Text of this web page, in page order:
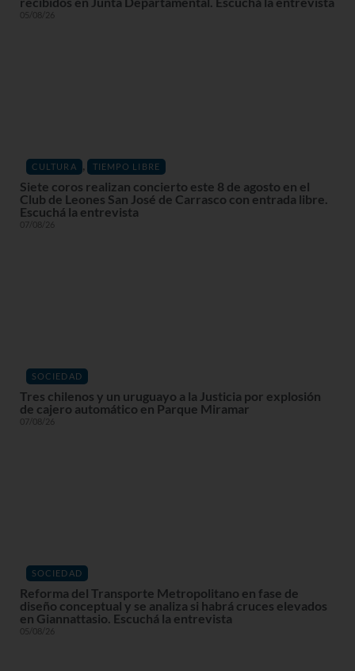
05/08/26
CULTURA , TIEMPO LIBRE
Siete coros realizan concierto este 8 de agosto en el
Club de Leones San José de Carrasco con entrada libre.
Escuchá la entrevista
07/08/26
SOCIEDAD
Tres chilenos y un uruguayo a la Justicia por explosión
de cajero automático en Parque Miramar
07/08/26
SOCIEDAD
Reforma del Transporte Metropolitano en fase de
diseño conceptual y se analiza si habrá cruces elevados
en Giannattasio. Escuchá la entrevista
05/08/26